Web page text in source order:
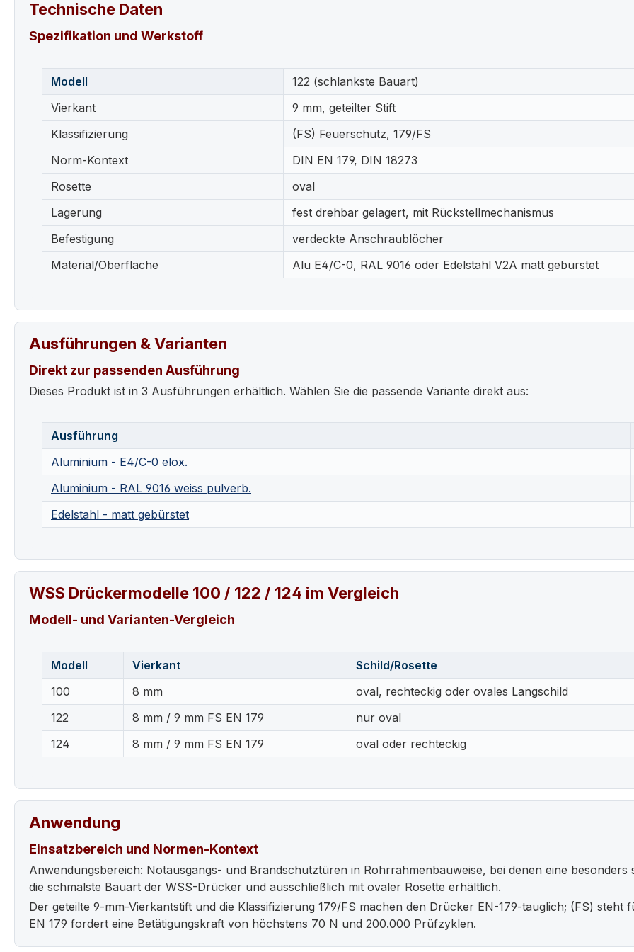
Technische Daten
Spezifikation und Werkstoff
Modell
122 (schlankste Bauart)
Vierkant
9 mm, geteilter Stift
Klassifizierung
(FS) Feuerschutz, 179/FS
Norm-Kontext
DIN EN 179, DIN 18273
Rosette
oval
Lagerung
fest drehbar gelagert, mit Rückstellmechanismus
Befestigung
verdeckte Anschraublöcher
Material/Oberfläche
Alu E4/C-0, RAL 9016 oder Edelstahl V2A matt gebürstet
Ausführungen & Varianten
Direkt zur passenden Ausführung
Dieses Produkt ist in 3 Ausführungen erhältlich. Wählen Sie die passende Variante direkt aus:
Ausführung
Aluminium - E4/C-0 elox.
Aluminium - RAL 9016 weiss pulverb.
Edelstahl - matt gebürstet
WSS Drückermodelle 100 / 122 / 124 im Vergleich
Modell- und Varianten-Vergleich
Modell Vierkant
Schild/Rosette
100
8 mm
oval, rechteckig oder ovales Langschild
122
8 mm / 9 mm FS EN 179
nur oval
124
8 mm / 9 mm FS EN 179 oval oder rechteckig
Anwendung
Einsatzbereich und Normen-Kontext
Anwendungsbereich: Notausgangs- und Brandschutztüren in Rohrrahmenbauweise, bei denen eine
die schmalste Bauart der WSS-Drücker und ausschließlich mit ovaler Rosette erhältlich.
Der geteilte 9-mm-Vierkantstift und die Klassifizierung 179/FS machen den Drücker EN-179-tauglich; (FS)
EN 179 fordert eine Betätigungskraft von höchstens 70 N und 200.000 Prüfzyklen.